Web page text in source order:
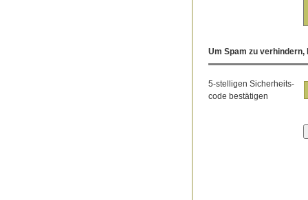
Um Spam zu
5-stelligen Sicherheits-
code bestätigen